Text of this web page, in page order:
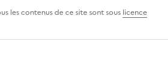
les contenus de ce site sont sous licence